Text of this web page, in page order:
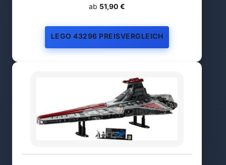
ab 51,90 €
LEGO 43296 PREISVERGLEICH